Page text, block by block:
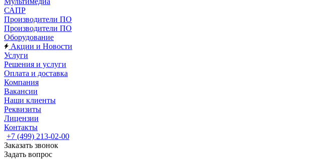
САПР
Производители ПО
Производители ПО
Оборудование
Акции и Новости
Услуги
Решения и услуги
Оплата и доставка
Компания
Вакансии
Наши клиенты
Реквизиты
Лицензии
Контакты
+7 (499) 213-02-00
Заказать звонок
Задать вопрос